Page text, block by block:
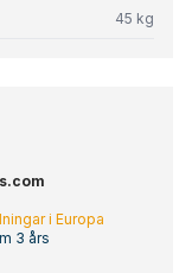
45 kg
i Europa
3 års